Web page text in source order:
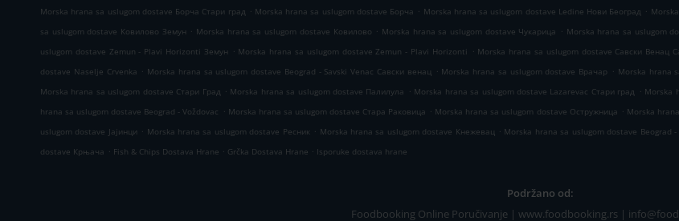
Morska hrana sa uslugom dostave Борча Стари град . Morska hrana sa uslugom dostave Борча . Morska hrana sa uslugom dostave Ledine Нови Београд .
sa uslugom dostave Ковилово Земун . Morska hrana sa uslugom dostave Ковилово . Morska hrana sa uslugom dostave Чукарица . Morska hrana sa uslugom
uslugom dostave Zemun - Plavi Horizonti Земун . Morska hrana sa uslugom dostave Zemun - Plavi Horizonti . Morska hrana sa uslugom dostave Савски Венац
dostave Naselje Crvenka . Morska hrana sa uslugom dostave Beograd - Savski Venac Савски венац . Morska hrana sa uslugom dostave Врачар . Morska hrana
Morska hrana sa uslugom dostave Стари Град . Morska hrana sa uslugom dostave Палилула . Morska hrana sa uslugom dostave Lazarevac Стари град . Morska
hrana sa uslugom dostave Beograd - Voždovac . Morska hrana sa uslugom dostave Стара Раковица . Morska hrana sa uslugom dostave Остружница . Morska
uslugom dostave Јајинци . Morska hrana sa uslugom dostave Ресник . Morska hrana sa uslugom dostave Кнежевац . Morska hrana sa uslugom dostave Beograd -
dostave Крњача . Fish & Chips Dostava Hrane . Grčka Dostava Hrane . Isporuke dostava hrane
Podržano od:
Foodbooking Online Poručivanje | www.foodbooking.rs |